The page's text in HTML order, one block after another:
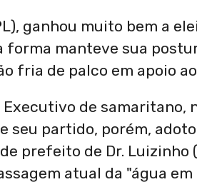
ganhou muito bem a
forma manteve sua
fria de palco em apoio
de samaritano,
seu partido, porém,
prefeito de Dr.
atual da "água